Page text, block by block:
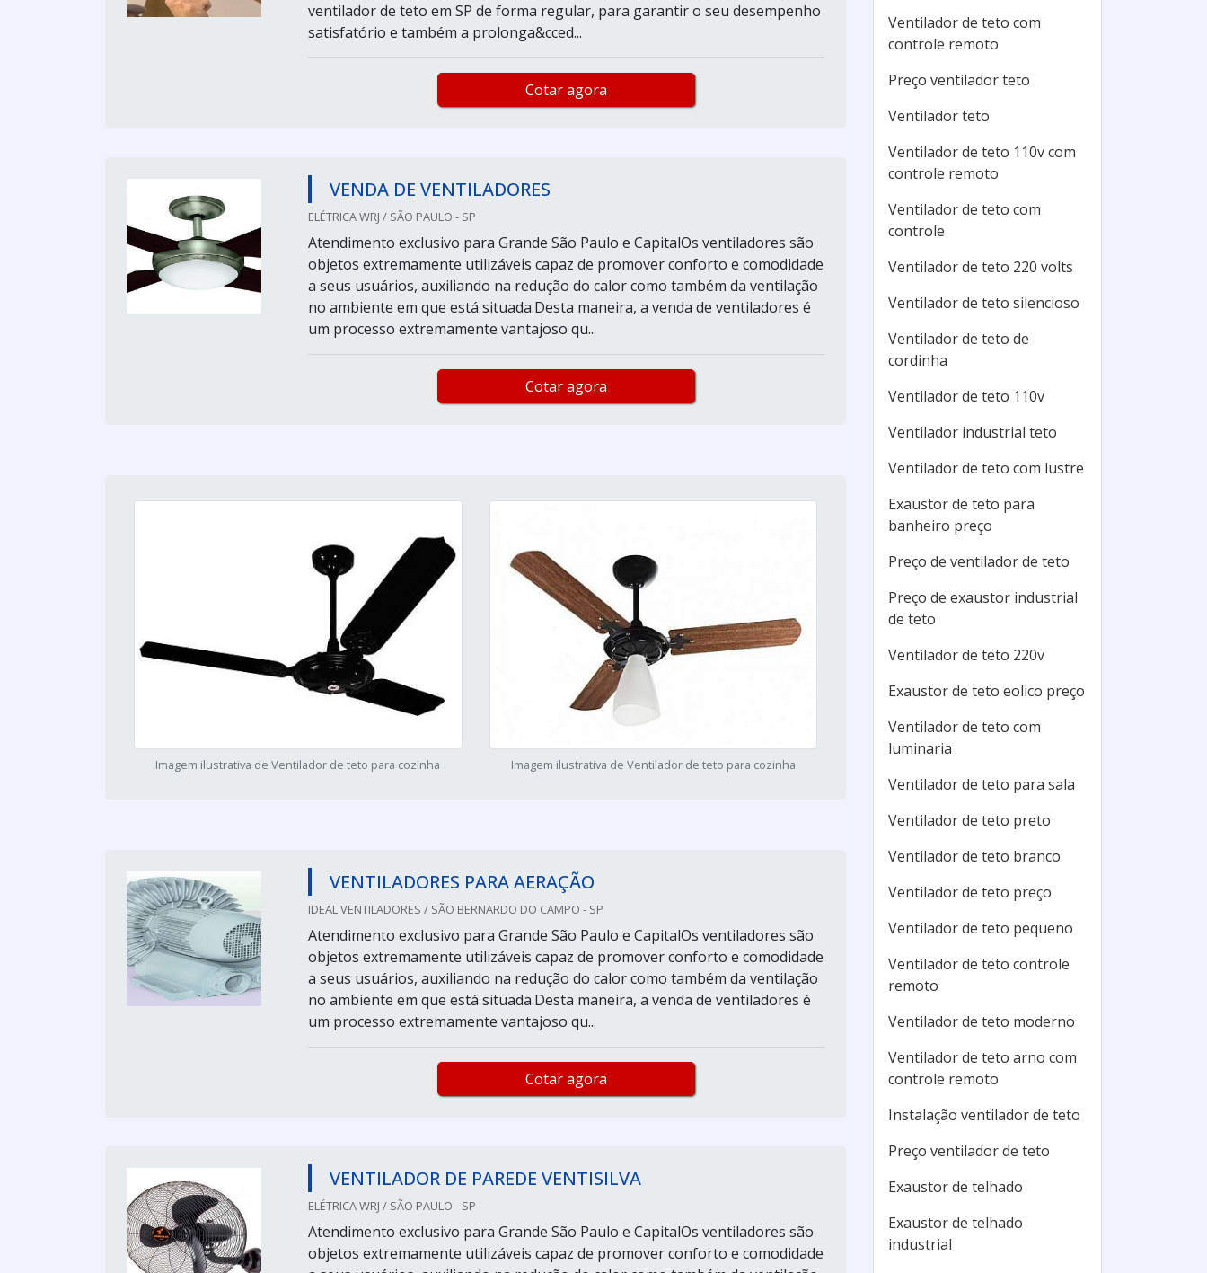
ventilador de teto em SP de forma regular, para garantir o seu desempenho
satisfatório e também a prolonga&cced...
Cotar agora
VENDA DE VENTILADORES
ELÉTRICA WRJ / SÃO PAULO - SP
Atendimento exclusivo para Grande São Paulo e CapitalOs ventiladores são
objetos extremamente utilizáveis capaz de promover conforto e comodidade
a seus usuários, auxiliando na redução do calor como também da ventilação
no ambiente em que está situada.Desta maneira, a venda de ventiladores é
um processo extremamente vantajoso qu...
Cotar agora
Imagem ilustrativa de Ventilador de teto para cozinha Imagem ilustrativa de Ventilador de teto para cozinha
VENTILADORES PARA AERAÇÃO
IDEAL VENTILADORES / SÃO BERNARDO DO CAMPO - SP
Atendimento exclusivo para Grande São Paulo e CapitalOs ventiladores são
objetos extremamente utilizáveis capaz de promover conforto e comodidade
a seus usuários, auxiliando na redução do calor como também da ventilação
no ambiente em que está situada.Desta maneira, a venda de ventiladores é
um processo extremamente vantajoso qu...
Cotar agora
VENTILADOR DE PAREDE VENTISILVA
ELÉTRICA WRJ / SÃO PAULO - SP
Atendimento exclusivo para Grande São Paulo e CapitalOs ventiladores são
objetos extremamente utilizáveis capaz de promover conforto e comodidade
Ventilador de teto com
controle remoto
Preço ventilador teto
Ventilador teto
Ventilador de teto 110v com
controle remoto
Ventilador de teto com
controle
Ventilador de teto 220 volts
Ventilador de teto silencioso
Ventilador de teto de
cordinha
Ventilador de teto 110v
Ventilador industrial teto
Ventilador de teto com lustre
Exaustor de teto para
banheiro preço
Preço de ventilador de teto
Preço de exaustor industrial
de teto
Ventilador de teto 220v
Exaustor de teto eolico preço
Ventilador de teto com
luminaria
Ventilador de teto para sala
Ventilador de teto preto
Ventilador de teto branco
Ventilador de teto preço
Ventilador de teto pequeno
Ventilador de teto controle
remoto
Ventilador de teto moderno
Ventilador de teto arno com
controle remoto
Instalação ventilador de teto
Preço ventilador de teto
Exaustor de telhado
Exaustor de telhado
industrial